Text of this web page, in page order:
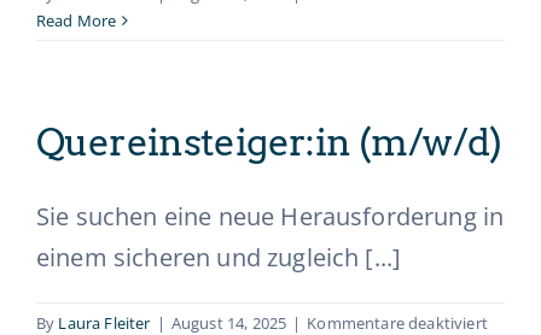
Read More
Quereinsteiger:in (m/w/d)
Sie suchen eine neue Herausforderung in
einem sicheren und zugleich [...]
By Laura Fleiter | August 14, 2025 | Kommentare deaktiviertfür